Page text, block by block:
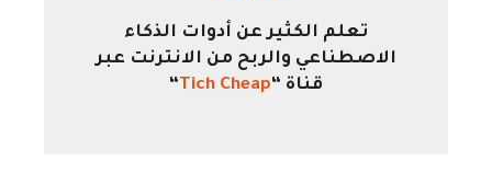
تعلم الكثير عن أدوات الذكاء
الاصطناعي والربح من الانترنت عبر
قناة “Tich Cheap
“